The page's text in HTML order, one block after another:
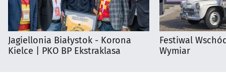
Jagiellonia Białystok - Korona
Kielce | PKO BP Ekstraklasa
Festiwal
Wymiar